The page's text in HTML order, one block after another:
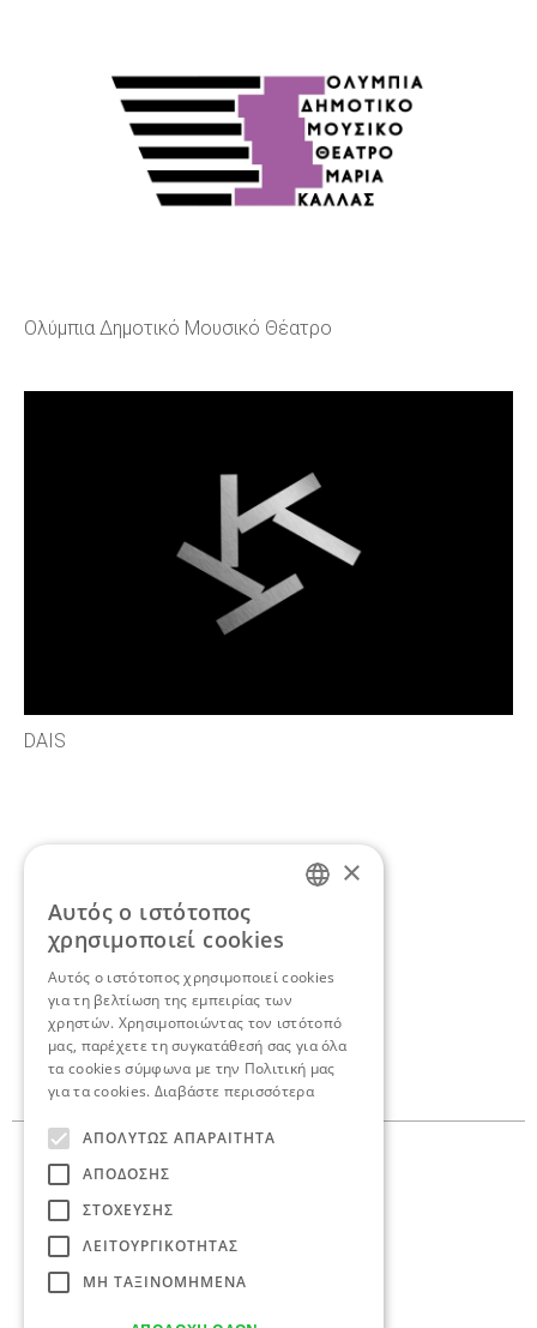
Ολύμπια Δημοτικό Μουσικό Θέατρο
DAIS
Αν θέλετε να
συζητήσουμε για το δικό
σας project,ελάτε σε
επαφή.
Γεωργαντά 10,
145 62 Κηφισιά
210 8086 636
info@antoniaskaraki.com
×
Αυτός ο ιστότοπος
χρησιμοποιεί cookies
Αυτός ο ιστότοπος χρησιμοποιεί cookies
για τη βελτίωση της εμπειρίας των
χρηστών. Χρησιμοποιώντας τον ιστότοπό
μας, παρέχετε τη συγκατάθεσή σας για όλα
τα cookies σύμφωνα με την Πολιτική μας
για τα cookies. Διαβάστε περισσότερα
ΑΠΟΛΎΤΩΣ ΑΠΑΡΑΊΤΗΤΑ
ΑΠΌΔΟΣΗΣ
ΣΤΌΧΕΥΣΗΣ
ΛΕΙΤΟΥΡΓΙΚΌΤΗΤΑΣ
ΜΗ ΤΑΞΙΝΟΜΗΜΈΝΑ